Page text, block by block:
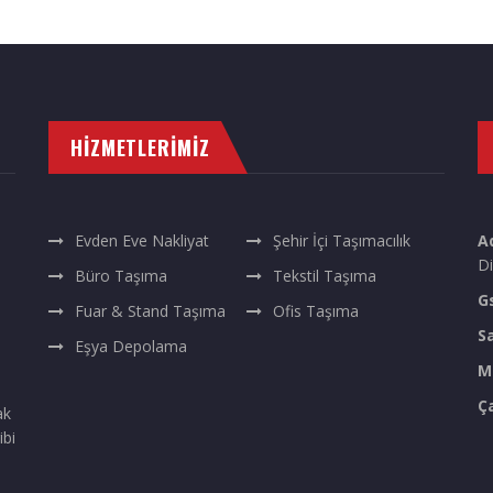
HIZMETLERIMIZ
Evden Eve Nakliyat
Şehir İçi Taşımacılık
Büro Taşıma
Tekstil Taşıma
Fuar & Stand Taşıma
Ofis Taşıma
Eşya Depolama